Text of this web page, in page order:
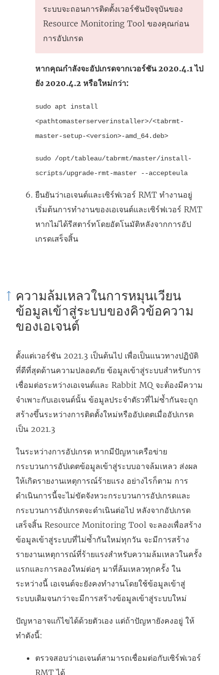
ระบบจะถอนการติดตั้งเวอร์ชันปัจจุบันของ
Resource Monitoring Tool ของคุณก่อน
การอัปเกรด
หากคุณกำลังจะอัปเกรดจากเวอร์ชัน 2020.4.1 ไป
ยัง 2020.4.2 หรือใหม่กว่า:
sudo apt install
<pathtomasterserverinstaller>/<tabrmt-
master-setup-<version>-amd_64.deb>
sudo /opt/tableau/tabrmt/master/install-
scripts/upgrade-rmt-master --accepteula
ยืนยันว่าเอเจนต์และเซิร์ฟเวอร์ RMT ทำงานอยู่
เริ่มต้นการทำงานของเอเจนต์และเซิร์ฟเวอร์ RMT
หากไม่ได้รีสตาร์ทโดยอัตโนมัติหลังจากการอัป
เกรดเสร็จสิ้น
ความล้มเหลวในการหมุนเวียน
ข้อมูลเข้าสู่ระบบของคิวข้อความ
ของเอเจนต์
ตั้งแต่เวอร์ชัน 2021.3 เป็นต้นไป เพื่อเป็นแนวทางปฏิบัติ
ที่ดีที่สุดด้านความปลอดภัย ข้อมูลเข้าสู่ระบบสำหรับการ
เชื่อมต่อระหว่างเอเจนต์และ Rabbit MQ จะต้องมีความ
จำเพาะกับเอเจนต์นั้น ข้อมูลประจำตัsวที่ไม่ซ้ำกันจะถูก
สร้างขึ้นระหว่างการติดตั้งใหม่หรืออัปเดตเมื่ออัปเกรด
เป็น 2021.3
ในระหว่างการอัปเกรด หากมีปัญหาเครือข่าย
กระบวนการอัปเดตข้อมูลเข้าสู่ระบบอาจล้มเหลว ส่งผล
ให้เกิดรายงานเหตุการณ์ร้ายแรง อย่างไรก็ตาม การ
ดำเนินการนี้จะไม่ขัดจังหวะกระบวนการอัปเกรดและ
กระบวนการอัปเกรดจะดำเนินต่อไป หลังจากอัปเกรด
เสร็จสิ้น Resource Monitoring Tool จะลองเพื่อสร้าง
ข้อมูลเข้าสู่ระบบที่ไม่ซ้ำกันใหม่ทุกวัน จะมีการสร้าง
รายงานเหตุการณ์ที่ร้ายแรงสำหรับความล้มเหลวในครั้ง
แรกและการลองใหม่ต่อๆ มาที่ล้มเหลวทุกครั้ง ใน
ระหว่างนี้ เอเจนต์จะยังคงทำงานโดยใช้ข้อมูลเข้าสู่
ระบบเดิมจนกว่าจะมีการสร้างข้อมูลเข้าสู่ระบบใหม่
ปัญหาอาจแก้ไขได้ด้วยตัวเอง แต่ถ้าปัญหายังคงอยู่ ให้
ทำดังนี้:
ตรวจสอบว่าเอเจนต์สามารถเชื่อมต่อกับเซิร์ฟเวอร์
RMT ได้